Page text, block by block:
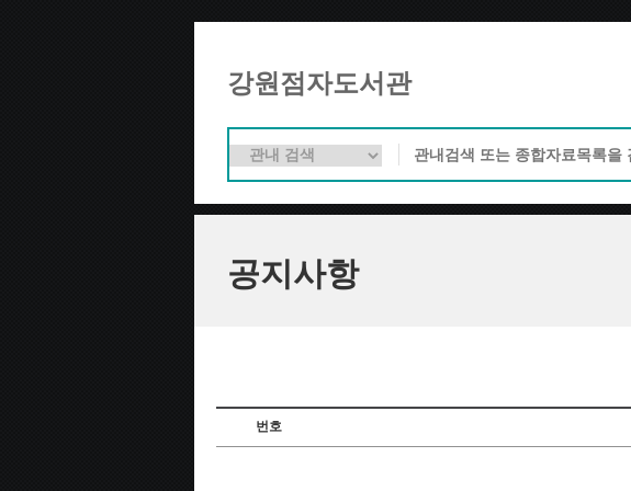
강원점자도서관
공지사항
번호